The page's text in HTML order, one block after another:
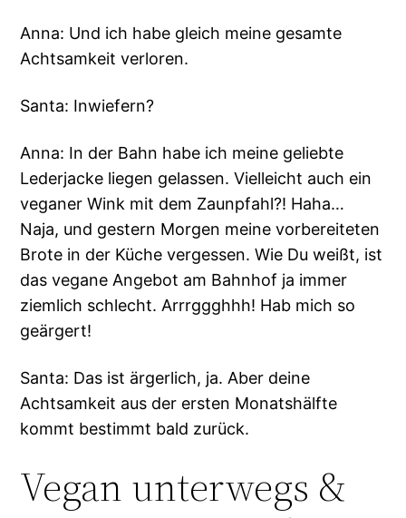
Anna: Und ich habe gleich meine gesamte
Achtsamkeit verloren.
Santa: Inwiefern?
Anna: In der Bahn habe ich meine geliebte
Lederjacke liegen gelassen. Vielleicht auch ein
veganer Wink mit dem Zaunpfahl?! Haha…
Naja, und gestern Morgen meine vorbereiteten
Brote in der Küche vergessen. Wie Du weißt, ist
das vegane Angebot am Bahnhof ja immer
ziemlich schlecht. Arrrggghhh! Hab mich so
geärgert!
Santa: Das ist ärgerlich, ja. Aber deine
Achtsamkeit aus der ersten Monatshälfte
kommt bestimmt bald zurück.
Vegan unterwegs &